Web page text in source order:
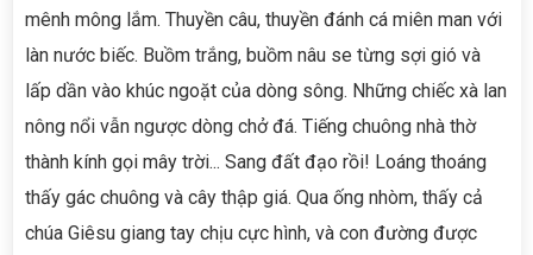
mênh mông lắm. Thuyền câu, thuyền đánh cá miên man với
làn nước biếc. Buồm trắng, buồm nâu se từng sợi gió và
lấp dần vào khúc ngoặt của dòng sông. Những chiếc xà lan
nông nổi vẫn ngược dòng chở đá. Tiếng chuông nhà thờ
thành kính gọi mây trời... Sang đất đạo rồi! Loáng thoáng
thấy gác chuông và cây thập giá. Qua ống nhòm, thấy cả
chúa Giêsu giang tay chịu cực hình, và con đường được